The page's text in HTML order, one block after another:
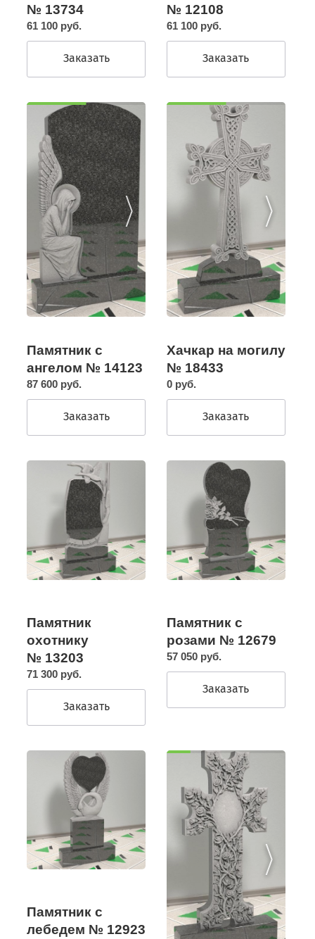
№ 13734
61 100 руб.
Заказать
№ 12108
61 100 руб.
Заказать
Памятник с
ангелом № 14123
87 600 руб.
Заказать
Хачкар на могилу
№ 18433
0 руб.
Заказать
Памятник
охотнику
№ 13203
71 300 руб.
Заказать
Памятник с
розами № 12679
57 050 руб.
Заказать
Памятник с
лебедем № 12923